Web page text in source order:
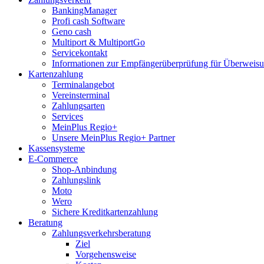
BankingManager
Profi cash Software
Geno cash
Multiport & MultiportGo
Servicekontakt
Informationen zur Empfängerüberprüfung für
Kartenzahlung
Terminalangebot
Vereinsterminal
Zahlungsarten
Services
MeinPlus Regio+
Unsere MeinPlus Regio+ Partner
Kassensysteme
E-Commerce
Shop-Anbindung
Zahlungslink
Moto
Wero
Sichere Kreditkartenzahlung
Beratung
Zahlungsverkehrsberatung
Ziel
Vorgehensweise